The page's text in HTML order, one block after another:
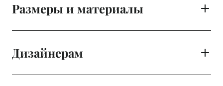
Размеры и материалы
Дизайнерам